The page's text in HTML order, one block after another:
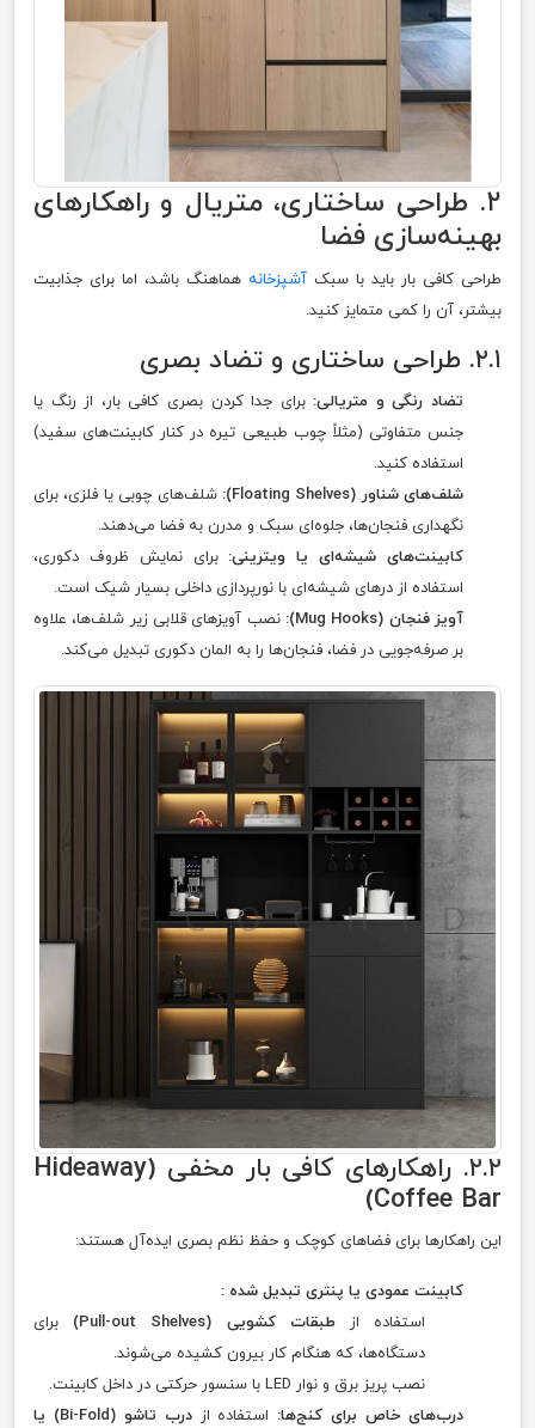
۲. طراحی ساختاری، متریال و راهکارهای
بهینه‌سازی فضا
طراحی کافی بار باید با سبک آشپزخانه هماهنگ باشد، اما برای جذابیت
بیشتر، آن را کمی متمایز کنید.
۲.۱. طراحی ساختاری و تضاد بصری
تضاد رنگی و متریالی: برای جدا کردن بصری کافی بار، از رنگ یا
جنس متفاوتی (مثلاً چوب طبیعی تیره در کنار کابینت‌های سفید)
استفاده کنید.
شلف‌های شناور (Floating Shelves):
شلف‌های چوبی یا فلزی، برای
نگهداری فنجان‌ها، جلوه‌ای سبک و مدرن به فضا می‌دهند.
کابینت‌های شیشه‌ای یا ویترینی: برای نمایش ظروف دکوری،
استفاده از درهای شیشه‌ای با نورپردازی داخلی بسیار شیک است.
آویز فنجان (Mug Hooks):
نصب آویزهای قلابی زیر شلف‌ها، علاوه
بر صرفه‌جویی در فضا، فنجان‌ها را به المان دکوری تبدیل می‌کند.
۲.۲. راهکارهای کافی بار مخفی (Hideaway
Coffee Bar)
این راهکارها برای فضاهای کوچک و حفظ نظم بصری ایده‌آل هستند:
کابینت عمودی یا پنتری تبدیل شده :
استفاده ازطبقات کشویی (Pull-out Shelves)
برای
دستگاه‌ها، که هنگام کار بیرون کشیده می‌شوند.
نصب پریز برق و نوار LED با سنسور حرکتی در داخل کابینت.
درب‌های خاص برای کنج‌ها: استفاده از
درب تاشو (Bi-Fold) یا